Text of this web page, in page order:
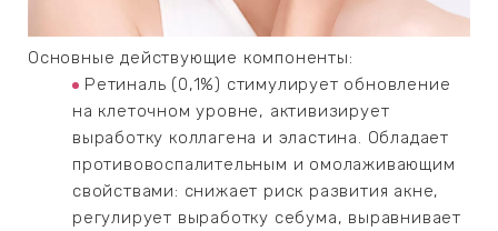
Основные действующие компоненты:
Ретиналь (0,1%) стимулирует обновление
на клеточном уровне, активизирует
выработку коллагена и эластина. Обладает
противовоспалительным и омолаживающим
свойствами: снижает риск развития акне,
регулирует выработку себума, выравнивает